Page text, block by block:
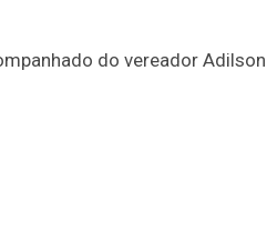
do vereador Adilson